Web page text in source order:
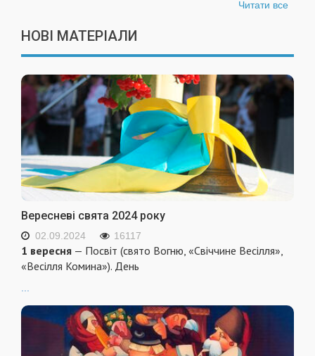
Читати все
НОВІ МАТЕРІАЛИ
Вересневі свята 2024 року
02.09.2024 16117
1 вересня — Посвіт (свято Вогню, «Свіччине Весілля»,
«Весілля Комина»). День
...